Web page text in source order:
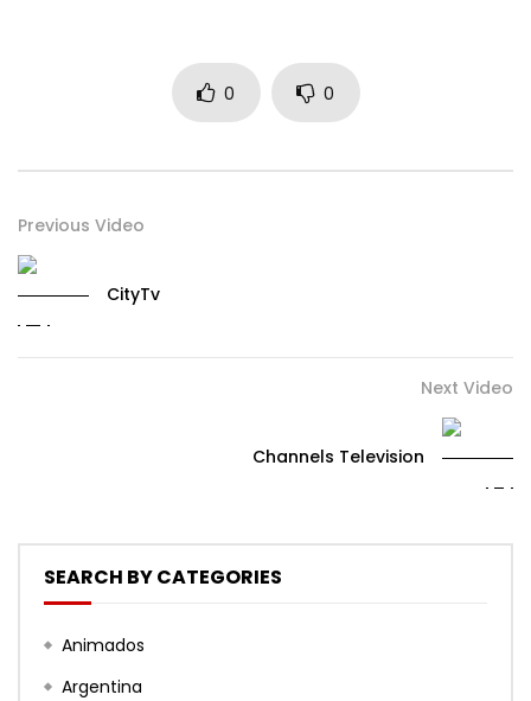
0 0
Previous Video
CityTv
Next Video
Channels Television
SEARCH BY CATEGORIES
Animados
Argentina